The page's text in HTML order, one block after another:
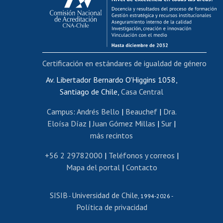
Funcionarias/os
Cursos internos de capacitación
Bienestar del personal
Portal de movilidad interna
Certificado de renta
Certificado de renta honorarios
Editar páginas blancas
Extranjeras/os
Revalidación y reconocimiento de títulos
Postulación al Programa de Movilidad Estudiantil
Cursos de español
Av. Libertador Bernardo O'Higgins 1058,
Santiago de Chile, Casa Central
Campus: Andrés Bello | Beauchef| Dra.
Eloísa Díaz | Juan Gómez Millas | Sur |
más recintos
+56 2 29782000 | Teléfonos y correos |
Mapa del portal| Contacto
SISIB - Universidad de Chile , 1994-2026 -
Política de privacidad
Certificación en estándares de igualdad de género